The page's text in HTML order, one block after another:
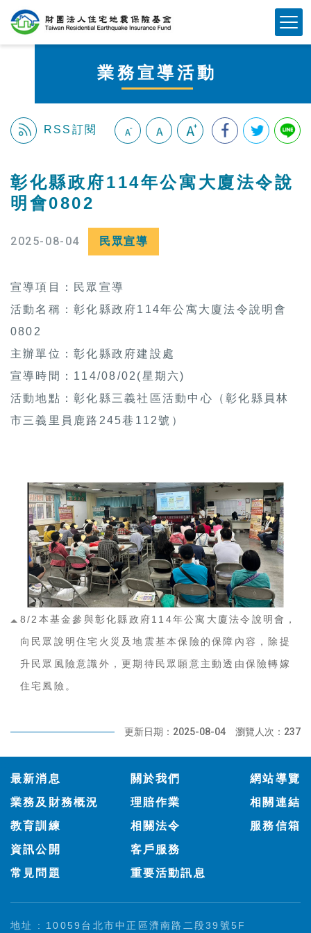
業務宣導活動
RSS訂閱
彰化縣政府114年公寓大廈法令說
明會0802
2025-08-04 民眾宣導
宣導項目：民眾宣導
活動名稱：彰化縣政府114年公寓大廈法令說明會
0802
主辦單位：彰化縣政府建設處
宣導時間：114/08/02(星期六)
活動地點：彰化縣三義社區活動中心（彰化縣員林
市三義里員鹿路245巷112號）
8/2本基金參與彰化縣政府114年公寓大廈法令說明會，
向民眾說明住宅火災及地震基本保險的保障內容，除提
升民眾風險意識外，更期待民眾願意主動透由保險轉嫁
住宅風險。
更新日期：2025-08-04 瀏覽人次：237
最新消息
關於我們
業務及財務概況
理賠作業
教育訓練
相關法令
資訊公開
客戶服務
常見問題
重要活動訊息
網站導覽
相關連結
服務信箱
地址 : 10059台北市中正區濟南路二段39號5F